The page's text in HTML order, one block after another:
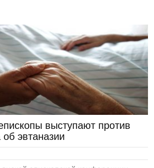
выступают против
об эвтаназии